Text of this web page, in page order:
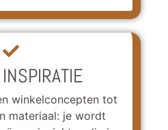
winkelconcepten tot
materiaal: je wordt